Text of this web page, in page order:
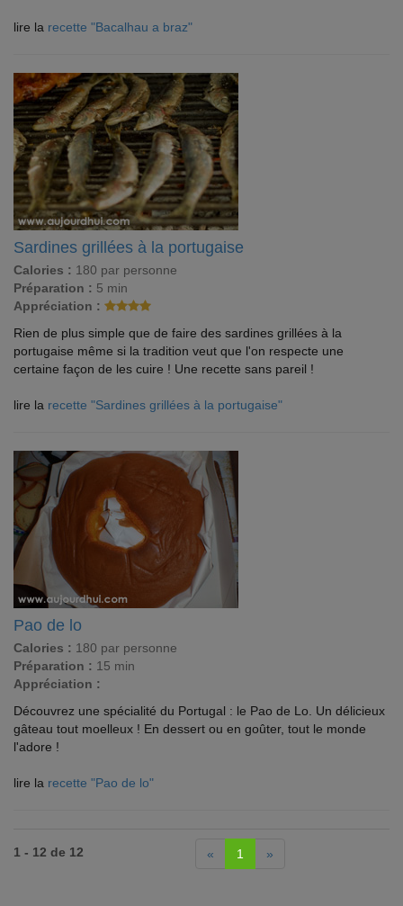
lire la recette "Bacalhau a braz"
Sardines grillées à la portugaise
Calories : 180 par personne
Préparation : 5 min
Appréciation :
Rien de plus simple que de faire des sardines grillées à la
portugaise même si la tradition veut que l'on respecte une
certaine façon de les cuire ! Une recette sans pareil !
lire la recette "Sardines grillées à la portugaise"
Pao de lo
Calories : 180 par personne
Préparation : 15 min
Appréciation :
Découvrez une spécialité du Portugal : le Pao de Lo. Un délicieux
gâteau tout moelleux ! En dessert ou en goûter, tout le monde
l'adore !
lire la recette "Pao de lo"
1 - 12 de 12 « 1 »